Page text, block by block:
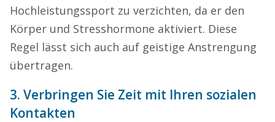
Hochleistungssport zu verzichten, da er den
Körper und Stresshormone aktiviert. Diese
Regel lässt sich auch auf geistige Anstrengung
übertragen.
3. Verbringen Sie Zeit mit Ihren sozialen
Kontakten